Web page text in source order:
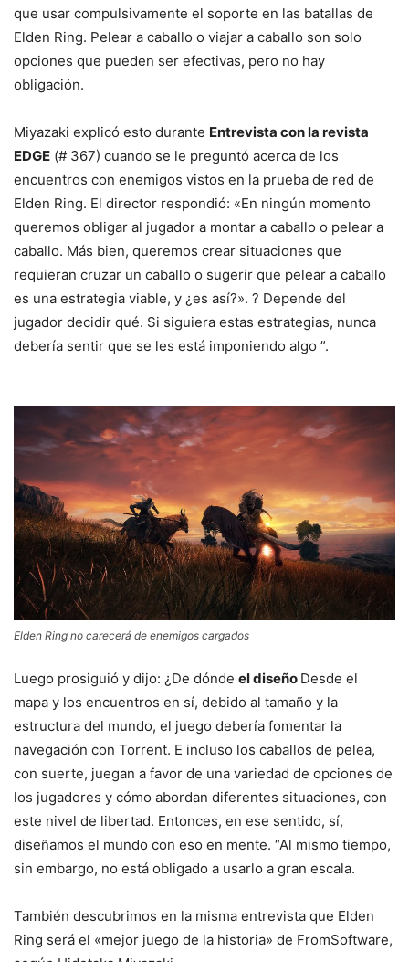
que usar compulsivamente el soporte en las batallas de
Elden Ring. Pelear a caballo o viajar a caballo son solo
opciones que pueden ser efectivas, pero no hay
obligación.
Miyazaki explicó esto durante Entrevista con la revista
EDGE (# 367) cuando se le preguntó acerca de los
encuentros con enemigos vistos en la prueba de red de
Elden Ring. El director respondió: «En ningún momento
queremos obligar al jugador a montar a caballo o pelear a
caballo. Más bien, queremos crear situaciones que
requieran cruzar un caballo o sugerir que pelear a caballo
es una estrategia viable, y ¿es así?». ? Depende del
jugador decidir qué. Si siguiera estas estrategias, nunca
debería sentir que se les está imponiendo algo ”.
Elden Ring no carecerá de enemigos cargados
Luego prosiguió y dijo: ¿De dónde el diseño Desde el
mapa y los encuentros en sí, debido al tamaño y la
estructura del mundo, el juego debería fomentar la
navegación con Torrent. E incluso los caballos de pelea,
con suerte, juegan a favor de una variedad de opciones de
los jugadores y cómo abordan diferentes situaciones, con
este nivel de libertad. Entonces, en ese sentido, sí,
diseñamos el mundo con eso en mente. “Al mismo tiempo,
sin embargo, no está obligado a usarlo a gran escala.
También descubrimos en la misma entrevista que Elden
Ring será el «mejor juego de la historia» de FromSoftware,